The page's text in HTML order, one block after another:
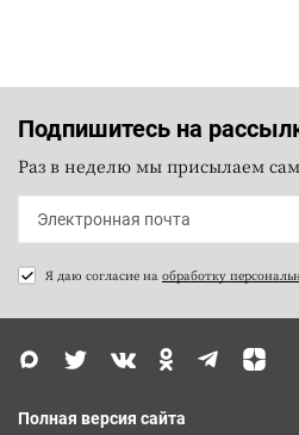
Подпишитесь на
Раз в неделю мы присылаем
Я даю согласие на обработку
Полная версия сайта